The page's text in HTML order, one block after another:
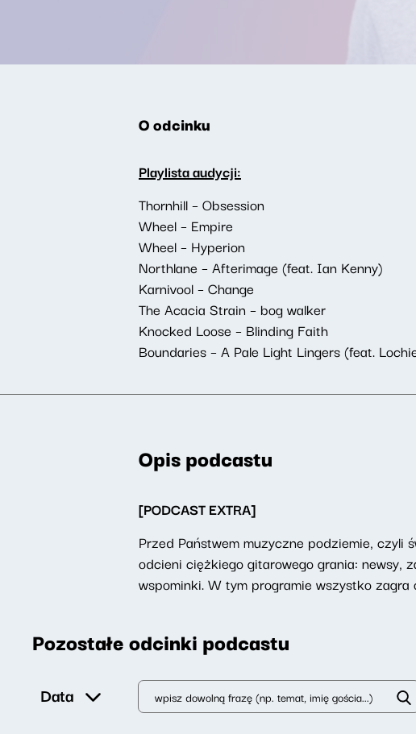
O odcinku
Playlista audycji:
Thornhill – Obsession
Wheel – Empire
Wheel – Hyperion
Northlane – Afterimage (feat. Ian Kenny)
Karnivool – Change
The Acacia Strain – bog walker
Knocked Loose – Blinding Faith
Boundaries – A Pale Light Lingers (feat.
Opis podcastu
[PODCAST EXTRA]
Przed Państwem muzyczne podziemie, czyli
odcieni ciężkiego gitarowego grania: newsy,
wspominki. W tym programie wszystko
Pozostałe odcinki podcastu
Data